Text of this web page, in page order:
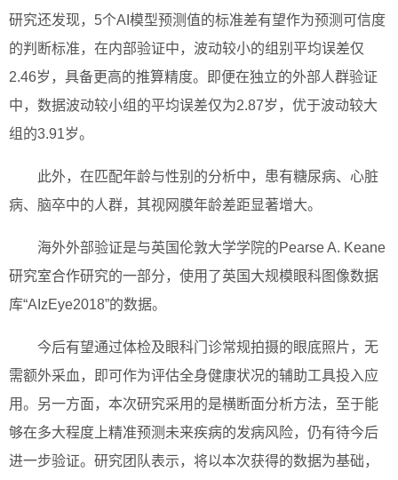
研究还发现，5个AI模型预测值的标准差有望作为预测可信度
的判断标准，在内部验证中，波动较小的组别平均误差仅
2.46岁，具备更高的推算精度。即便在独立的外部人群验证
中，数据波动较小组的平均误差仅为2.87岁，优于波动较大
组的3.91岁。
此外，在匹配年龄与性别的分析中，患有糖尿病、心脏
病、脑卒中的人群，其视网膜年龄差距显著增大。
海外外部验证是与英国伦敦大学学院的Pearse A. Keane
研究室合作研究的一部分，使用了英国大规模眼科图像数据
库“AIzEye2018”的数据。
今后有望通过体检及眼科门诊常规拍摄的眼底照片，无
需额外采血，即可作为评估全身健康状况的辅助工具投入应
用。另一方面，本次研究采用的是横断面分析方法，至于能
够在多大程度上精准预测未来疾病的发病风险，仍有待今后
进一步验证。研究团队表示，将以本次获得的数据为基础，